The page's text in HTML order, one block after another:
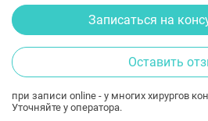
Записаться на
Оставить
при записи online - у многих хирургов
Уточняйте у оператора.